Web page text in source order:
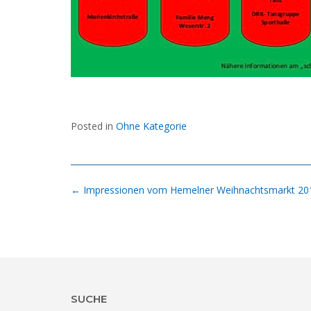
Posted in Ohne Kategorie
Post
← Impressionen vom Hemelner Weihnachtsmarkt
SUCHE